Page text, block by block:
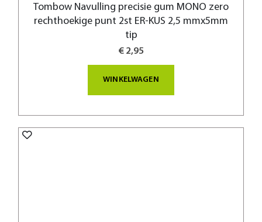
Tombow Navulling precisie gum MONO zero
rechthoekige punt 2st ER-KUS 2,5 mmx5mm
tip
€ 2,95
WINKELWAGEN